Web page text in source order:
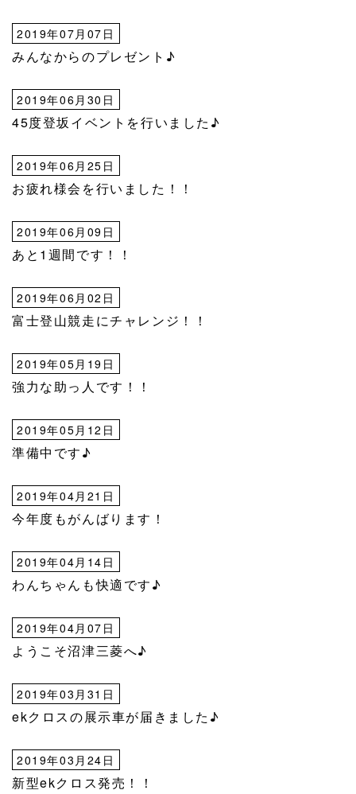
2019年07月07日
みんなからのプレゼント♪
2019年06月30日
45度登坂イベントを行いました♪
2019年06月25日
お疲れ様会を行いました！！
2019年06月09日
あと1週間です！！
2019年06月02日
富士登山競走にチャレンジ！！
2019年05月19日
強力な助っ人です！！
2019年05月12日
準備中です♪
2019年04月21日
今年度もがんばります！
2019年04月14日
わんちゃんも快適です♪
2019年04月07日
ようこそ沼津三菱へ♪
2019年03月31日
ekクロスの展示車が届きました♪
2019年03月24日
新型ekクロス発売！！